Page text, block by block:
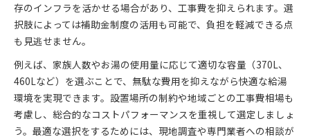
存のインフラを活かせる場合があり、工事費を抑えられます。選
択肢によっては補助金制度の活用も可能で、負担を軽減できる点
も見逃せません。
例えば、家族人数やお湯の使用量に応じて適切な容量（370L、
460Lなど）を選ぶことで、無駄な費用を抑えながら快適な給湯
環境を実現できます。設置場所の制約や地域ごとの工事費相場も
考慮し、総合的なコストパフォーマンスを重視して選定しましょ
う。最適な選択をするためには、現地調査や専門業者への相談が